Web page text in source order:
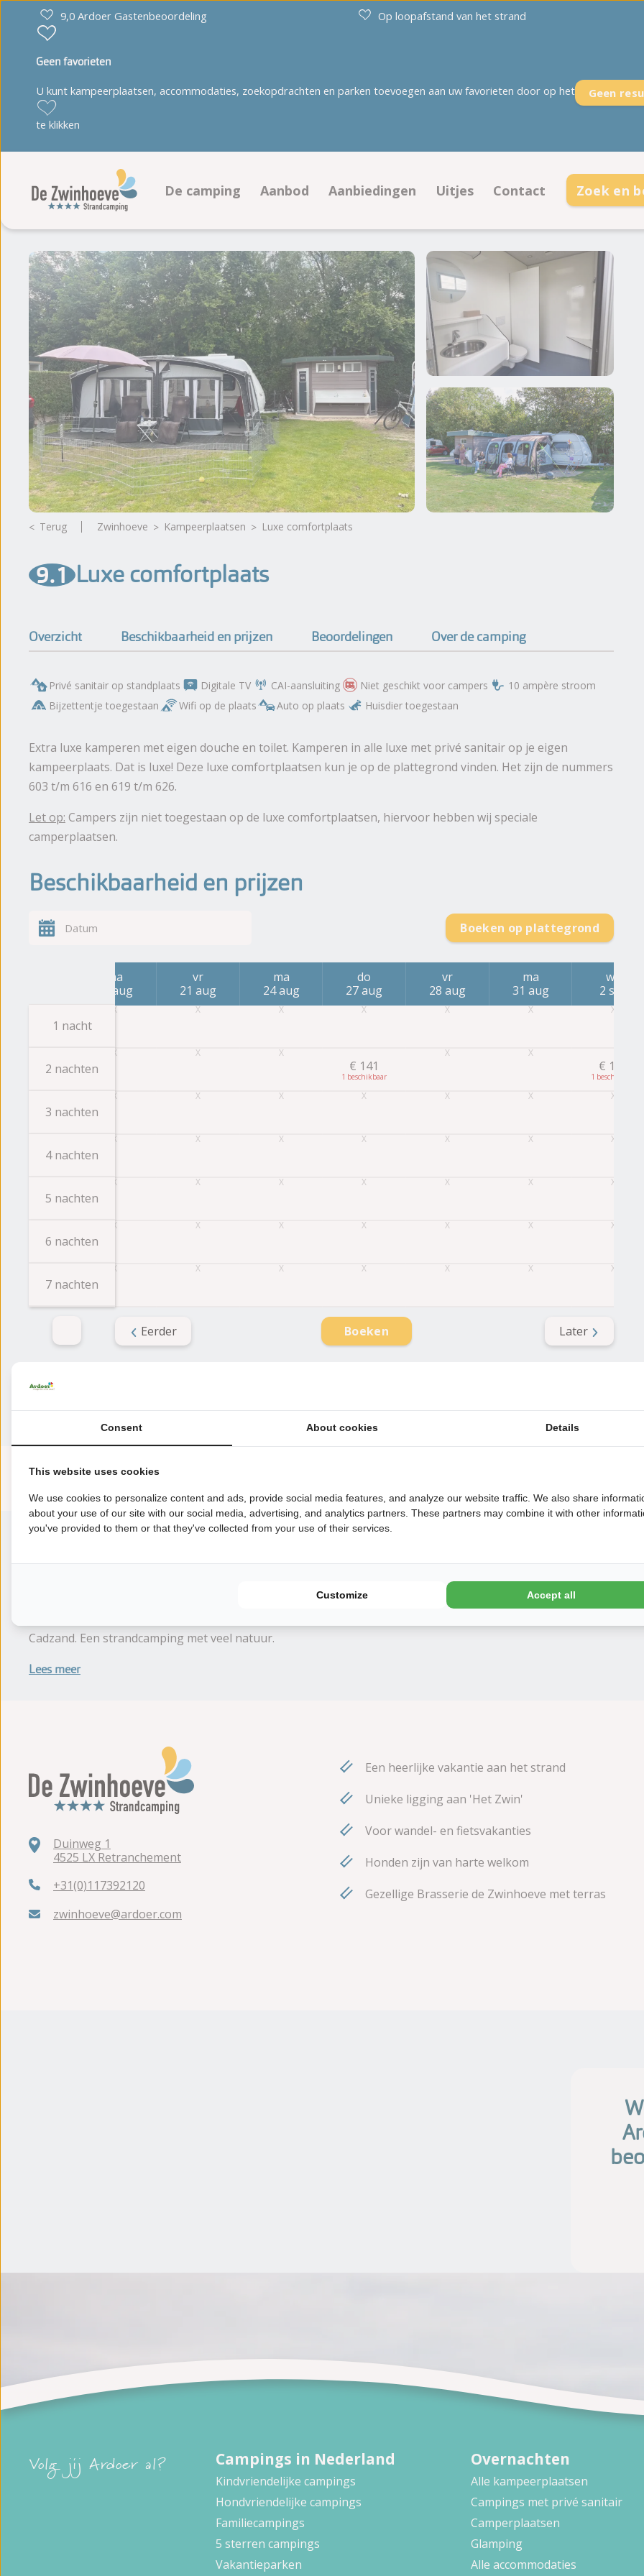
9,0 Ardoer Gastenbeoordeling Op loopafstand van het strand
Geen
Geen favorieten
U kunt kampeerplaatsen, accommodaties, zoekopdrachten en parken toevoegen aan uw favorieten door op het
te klikken
De camping
Faciliteiten
Animatieprogramma
Plattegrond
Fotoalbum
Beoordelingen
Brochure
Aanbod
Kampeerplaatsen
Accommodaties
Aanbiedingen
Aanbiedingen kampeerplaatsen
Aanbiedingen accommodaties
Uitjes Contact
Contactinformatie
Openingstijden
Veelgestelde vragen
Ontmoet het team
Zoek en
Terug Zwinhoeve kampeerplaatsen Luxe comfortplaats
9.1 Luxe comfortplaats
Overzicht Beschikbaarheid en prijzen Beoordelingen Over de camping
Privé sanitair op standplaats Digitale TV CAI-aansluiting Niet geschikt voor campers
10 ampère stroom
Bijzettentje toegestaan
Wifi op de plaats Auto op plaats Huisdier toegestaan
Extra luxe kamperen met eigen douche en toilet. Kamperen in alle luxe met privé sanitair op je eigen
kampeerplaats. Dat is luxe! Deze luxe comfortplaatsen kun je op de plattegrond vinden. Het zijn de nummers
603 t/m 616 en 619 t/m 626.
Let op: Campers zijn niet toegestaan op de luxe comfortplaatsen, hiervoor hebben wij speciale
camperplaatsen.
Beschikbaarheid en prijzen
Boeken op plattegrond
Eerder Later
1 nacht
2 nachten
3 nachten
4 nachten
5 nachten
6 nachten
7 nachten
ma
17 aug
vr
21 aug
ma
24 aug
do
27 aug
€ 141
1
vr
28 aug
ma
31 aug
wo
2 sep
€ 113
1
Boeken
Beoordelingen
Deze accommodatie scoort een
9.1 Gemiddelde beoordeling
Score uit 100 beoordelingen van gasten
Over de camping
Cadzand. Een strandcamping met veel natuur.
Lees meer
Duinweg 1
4525 LX Retranchement
+31(0)117392120
zwinhoeve@ardoer.com
Een heerlijke vakantie aan het strand
Unieke ligging aan 'Het Zwin'
Voor wandel- en fietsvakanties
Honden zijn van harte welkom
Gezellige Brasserie de Zwinhoeve met terras
Volg jij Ardoer al? Campings in Nederland
Kindvriendelijke campings
Hondvriendelijke campings
Familiecampings
5 sterren campings
Vakantieparken
Overnachten
Alle kampeerplaatsen
Campings met privé sanitair
Camperplaatsen
Glamping
Alle accommodaties
Consent About cookies Details
This website uses cookies
We use cookies to personalize content and ads, provide social media features, and analyze our website traffic. We also share
about your use of our site with our social media, advertising, and analytics partners. These partners may combine it with other
you've provided to them or that they've collected from your use of their services.
Customize Accept all